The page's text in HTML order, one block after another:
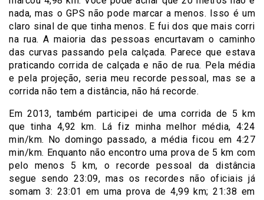
nada, mas o GPS não pode marcar a menos. Isso é um
claro sinal de que tinha menos. E fui dos que mais corri
na rua. A maioria das pessoas encurtavam o caminho
das curvas passando pela calçada. Parece que estava
praticando corrida de calçada e não de rua. Pela média
e pela projeção, seria meu recorde pessoal, mas se a
corrida não tem a distância, não há recorde.
Em 2013, também participei de uma corrida de 5 km
que tinha 4,92 km. Lá fiz minha melhor média, 4:24
min/km. No domingo passado, a média ficou em 4:27
min/km. Enquanto não encontro uma prova de 5 km com
pelo menos 5 km, o recorde pessoal da distância
segue sendo 23:09, mas os recordes não oficiais já
somam 3: 23:01 em uma prova de 4,99 km; 21:38 em